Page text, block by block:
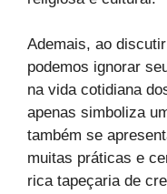
Ademais, ao
podemos ignorar
na vida cotidiana
apenas simboliza
também se
muitas práticas e
rica tapeçaria de